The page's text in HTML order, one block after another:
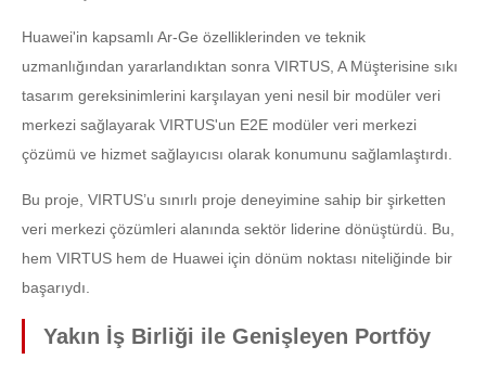
Huawei'in kapsamlı Ar-Ge özelliklerinden ve teknik
uzmanlığından yararlandıktan sonra VIRTUS, A Müşterisine sıkı
tasarım gereksinimlerini karşılayan yeni nesil bir modüler veri
merkezi sağlayarak VIRTUS'un E2E modüler veri merkezi
çözümü ve hizmet sağlayıcısı olarak konumunu sağlamlaştırdı.
Bu proje, VIRTUS’u sınırlı proje deneyimine sahip bir şirketten
veri merkezi çözümleri alanında sektör liderine dönüştürdü. Bu,
hem VIRTUS hem de Huawei için dönüm noktası niteliğinde bir
başarıydı.
Yakın İş Birliği ile Genişleyen Portföy